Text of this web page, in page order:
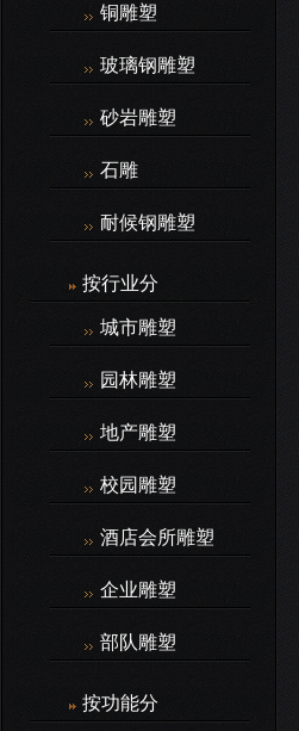
铜雕塑
玻璃钢雕塑
砂岩雕塑
石雕
耐候钢雕塑
按行业分
城市雕塑
园林雕塑
地产雕塑
校园雕塑
酒店会所雕塑
企业雕塑
部队雕塑
按功能分